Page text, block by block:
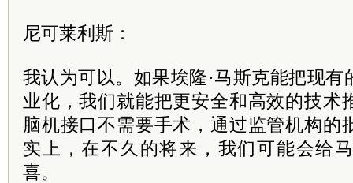
尼可莱利斯：
我认为可以。如果埃隆·马斯克能把现
业化，我们就能把更安全和高效的技术
脑机接口不需要手术，通过监管机构的
实上，在不久的将来，我们可能会给
喜。